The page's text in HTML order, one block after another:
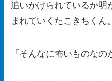
追いかけられているか明
まれていくたこきちくん。
「そんなに怖いものなの